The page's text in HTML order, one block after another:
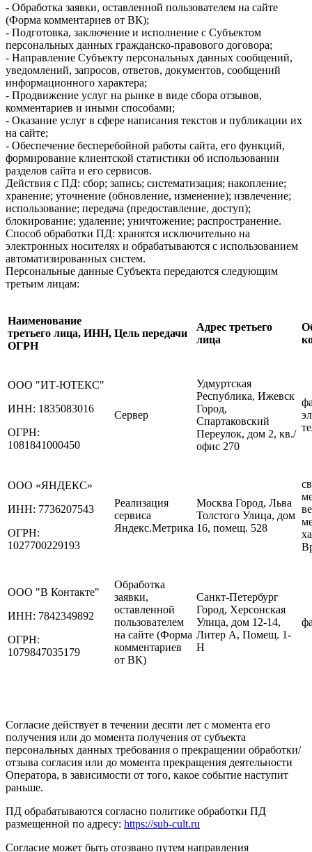
- Обработка заявки, оставленной пользователем на сайте
(Форма комментариев от ВК);
- Подготовка, заключение и исполнение с Субъектом
персональных данных гражданско-правового договора;
- Направление Субъекту персональных данных сообщений,
уведомлений, запросов, ответов, документов, сообщений
информационного характера;
- Продвижение услуг на рынке в виде сбора отзывов,
комментариев и иными способами;
- Оказание услуг в сфере написания текстов и публикации их
на сайте;
- Обеспечение бесперебойной работы сайта, его функций,
формирование клиентской статистики об использовании
разделов сайта и его сервисов.
Действия с ПД: сбор; запись; систематизация; накопление;
хранение; уточнение (обновление, изменение); извлечение;
использование; передача (предоставление, доступ);
блокирование; удаление; уничтожение; распространение.
Способ обработки ПД: хранятся исключительно на
электронных носителях и обрабатываются с использованием
автоматизированных систем.
Персональные данные Субъекта передаются следующим
третьим лицам:
Наименование
третьего лица, ИНН,
ОГРН
Цель передачи
Адрес третьего
лица
ООО "ИТ-ЮТЕКС"
ИНН: 1835083016
ОГРН:
1081841000450
Сервер
Удмуртская
Республика, Ижевск
Город,
Спартаковский
Переулок, дом 2, кв./
офис 270
ООО «ЯНДЕКС»
ИНН: 7736207543
ОГРН:
1027700229193
Реализация
сервиса
Яндекс.Метрика
Москва Город, Льва
Толстого Улица, дом
16, помещ. 528
ООО "В Контакте"
ИНН: 7842349892
ОГРН:
1079847035179
Обработка
заявки,
оставленной
пользователем
на сайте (Форма
комментариев
от ВК)
Санкт-Петербург
Город, Херсонская
Улица, дом 12-14,
Литер А, Помещ. 1-
Н
Согласие действует в течении десяти лет с момента его
получения или до момента получения от субъекта
персональных данных требования о прекращении обработки/
отзыва согласия или до момента прекращения деятельности
Оператора, в зависимости от того, какое событие наступит
раньше.
ПД обрабатываются согласно политике обработки ПД
размещенной по адресу: https://sub-cult.ru
Согласие может быть отозвано путем направления